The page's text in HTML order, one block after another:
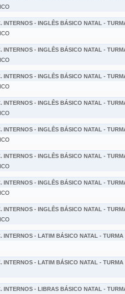
INTERNOS - INGLÊS BÁSICO NATAL -
INTERNOS - INGLÊS BÁSICO NATAL -
INTERNOS - INGLÊS BÁSICO NATAL -
INTERNOS - INGLÊS BÁSICO NATAL -
INTERNOS - INGLÊS BÁSICO NATAL -
INTERNOS - INGLÊS BÁSICO NATAL -
INTERNOS - INGLÊS BÁSICO NATAL -
INTERNOS - INGLÊS BÁSICO NATAL -
INTERNOS - LATIM BÁSICO NATAL - TURMA
INTERNOS - LATIM BÁSICO NATAL - TURMA
INTERNOS - LIBRAS BÁSICO NATAL -